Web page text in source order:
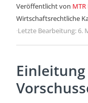
Veröffentlicht von
Wirtschaftsrechtliche
·Letzte Bearbeitung: 6.